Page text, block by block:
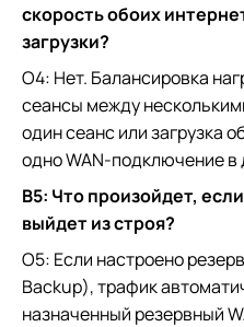
скорость обоих
загрузки?
О4: Нет. Балансировка
сеансы между
один сеанс или загрузка
одно WAN-подключение
В5: Что произойдет,
выйдет из строя?
О5: Если настроено
Backup), трафик
назначенный резервный